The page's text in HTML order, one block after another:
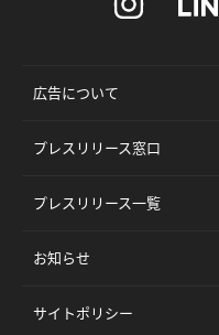
広告について
プレスリリース窓口
プレスリリース一覧
お知らせ
サイトポリシー